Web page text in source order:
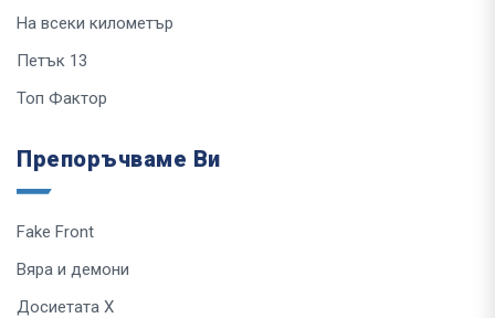
На всеки километър
Петък 13
Топ Фактор
Препоръчваме Ви
Fake Front
Вяра и демони
Досиетата Х